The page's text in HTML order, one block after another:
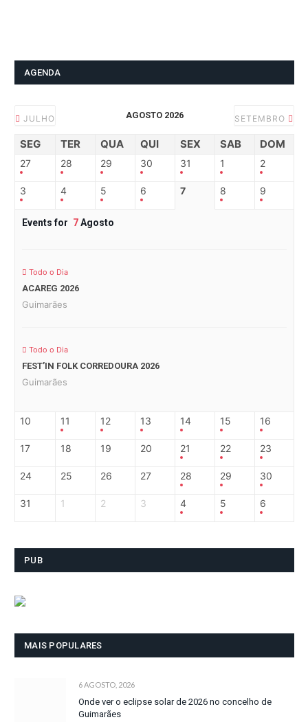
AGENDA
JULHO AGOSTO 2026 SETEMBRO
SEG TER QUA QUI SEX SAB DOM
27 28 29 30 31 1 2
3 4 5 6 7 8 9
Events for 7Agosto
Todo o Dia
ACAREG 2026
Guimarães
Todo o Dia
FEST’IN FOLK CORREDOURA 2026
Guimarães
10 11 12 13 14 15 16
17 18 19 20 21 22 23
24 25 26 27 28 29 30
31 1 2 3 4 5 6
PUB
MAIS POPULARES
6 AGOSTO, 2026
Onde ver o eclipse solar de 2026 no concelho de
Guimarães